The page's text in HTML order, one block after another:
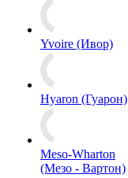
Yvoire (Ивор)
Hyaron (Гуарон)
Meso-Wharton
(Мезо - Вартон)